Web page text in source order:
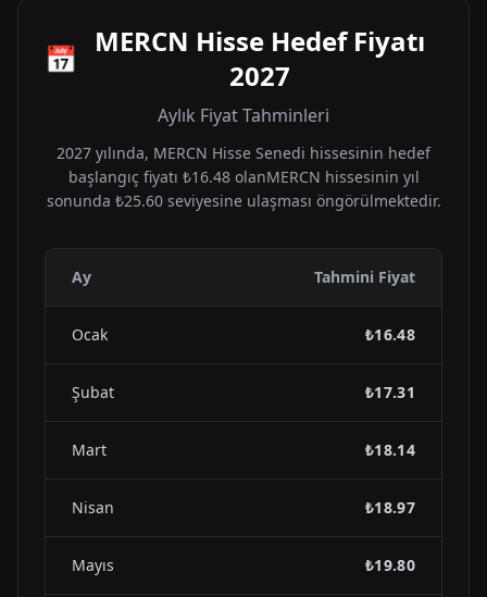
📅 MERCN Hisse Hedef Fiyatı
2027
Aylık Fiyat Tahminleri
2027 yılında, MERCN Hisse Senedi hissesinin hedef
başlangıç fiyatı ₺16.48olanMERCN hissesinin yıl
sonunda ₺25.60seviyesine ulaşması öngörülmektedir.
Ay Tahmini Fiyat
Ocak ₺16.48
Şubat ₺17.31
Mart ₺18.14
Nisan ₺18.97
Mayıs ₺19.80